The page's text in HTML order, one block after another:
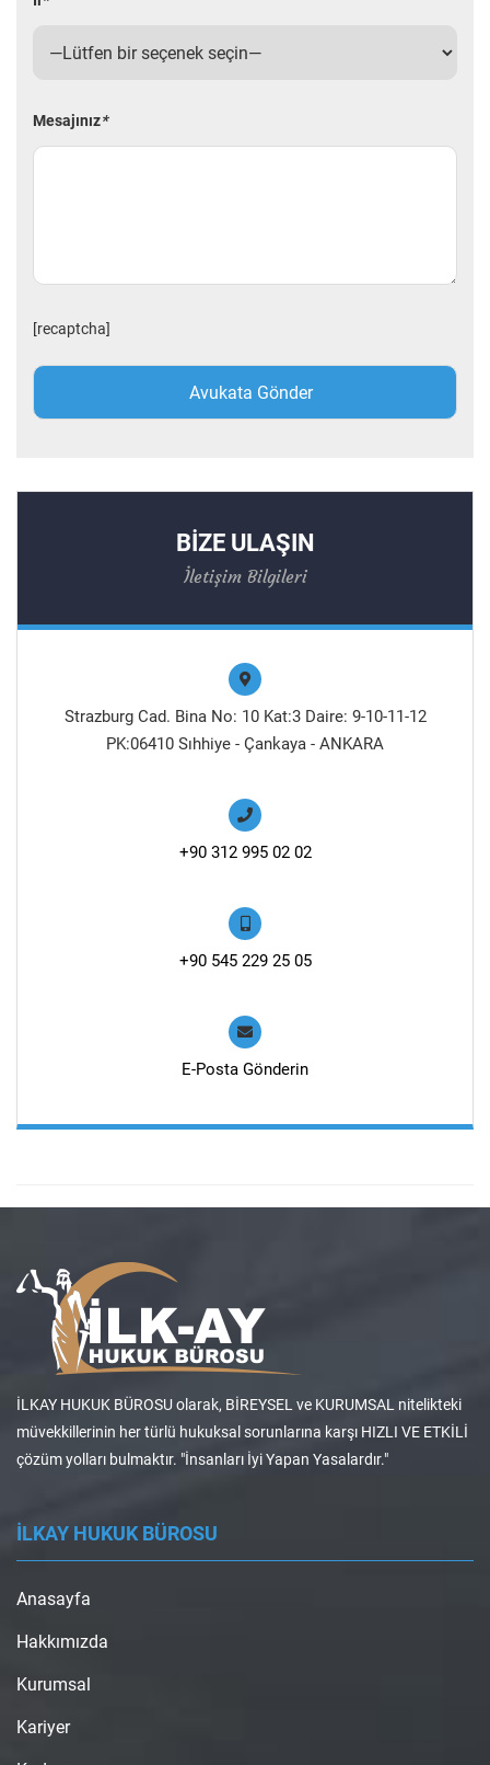
Mesajınız*
[recaptcha]
BİZE ULAŞIN
İletişim Bilgileri
Strazburg Cad. Bina No: 10 Kat:3 Daire: 9-10-11-12
PK:06410 Sıhhiye - Çankaya - ANKARA
+90 312 995 02 02
+90 545 229 25 05
E-Posta Gönderin
İLKAY HUKUK BÜROSU olarak, BİREYSEL ve KURUMSAL nitelikteki
müvekkillerinin her türlü hukuksal sorunlarına karşı HIZLI VE ETKİLİ
çözüm yolları bulmaktır. "İnsanları İyi Yapan Yasalardır."
İLKAY HUKUK BÜROSU
Anasayfa
Hakkımızda
Kurumsal
Kariyer